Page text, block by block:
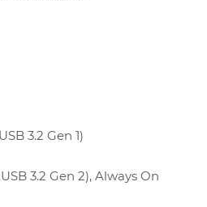
3.2 Gen 1)
3.2 Gen 2), Always On